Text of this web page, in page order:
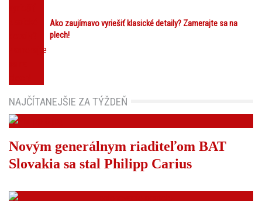
Ako zaujímavo vyriešiť klasické detaily? Zamerajte sa na
plech!
NAJČÍTANEJŠIE ZA TÝŽDEŇ
Novým generálnym riaditeľom BAT
Slovakia sa stal Philipp Carius